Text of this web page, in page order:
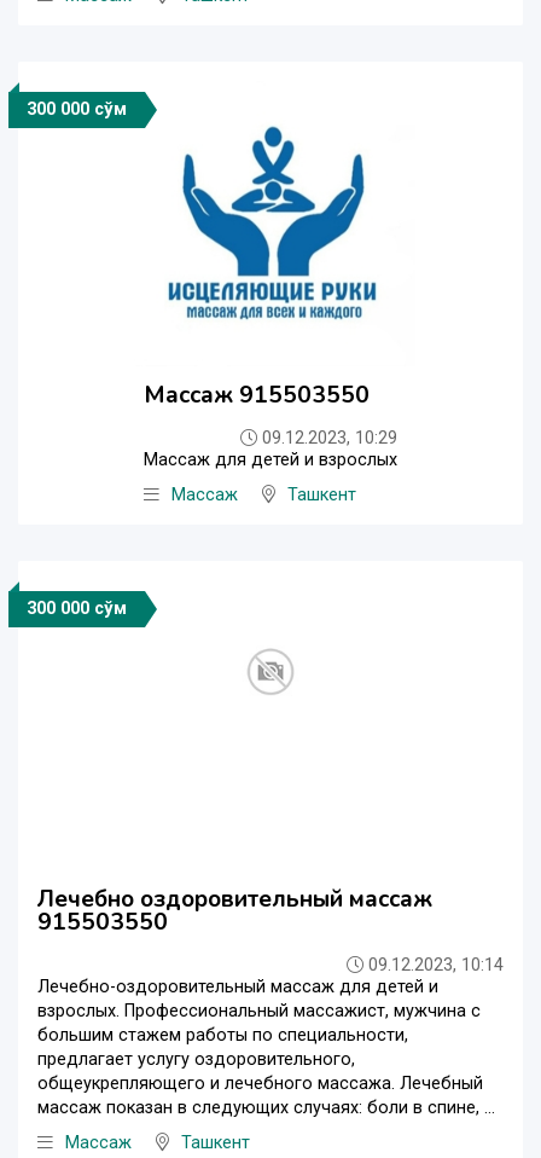
300 000 сўм
Массаж 915503550
09.12.2023, 10:29
Массаж для детей и взрослых
Массаж
Ташкент
300 000 сўм
Лечебно оздоровительный массаж
915503550
09.12.2023, 10:14
Лечебно-оздоровительный массаж для детей и
взрослых. Профессиональный массажист, мужчина с
большим стажем работы по специальности,
предлагает услугу оздоровительного,
общеукрепляющего и лечебного массажа. Лечебный
массаж показан в следующих случаях: боли в спине, ...
Массаж
Ташкент